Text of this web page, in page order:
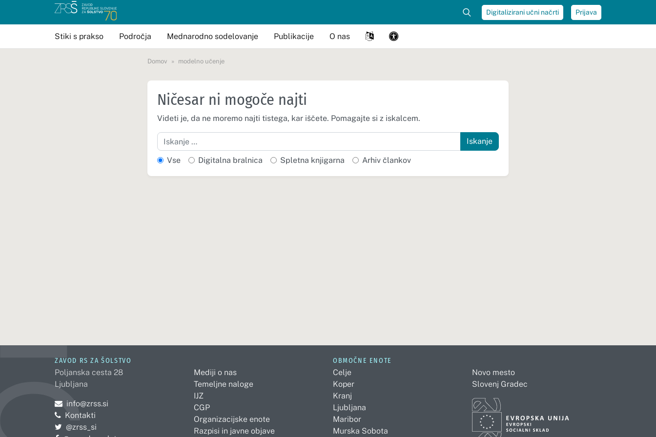
Digitalizirani učni načrti Prijava
Stiki s prakso Področja Mednarodno sodelovanje Publikacije O nas
Domov modelno učenje
Ničesar ni mogoče najti
Videti je, da ne moremo najti tistega, kar iščete. Pomagajte si z iskalcem.
Iskanje
Vse Digitalna bralnica Spletna knjigarna Arhiv člankov
ZAVOD RS ZA ŠOLSTVO
Poljanska cesta 28
Ljubljana
Pošljite e-mail na
info@zrss.si
Kontakti
Pojdite na Twitter:
@zrss_si
Mediji o nas
Temeljne naloge
IJZ
CGP
Organizacijske enote
Razpisi in javne objave
OBMOČNE ENOTE
Celje
Koper
Kranj
Ljubljana
Maribor
Murska Sobota
Novo mesto
Slovenj Gradec